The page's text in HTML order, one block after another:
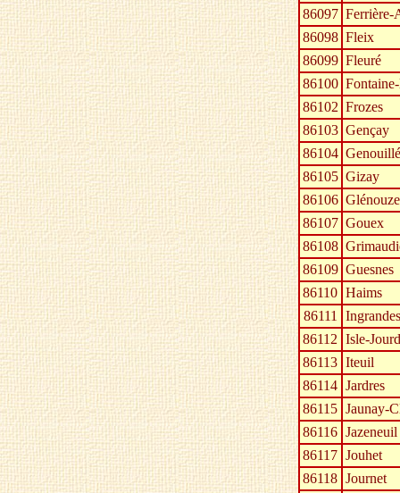
86097 Ferrière-
86098 Fleix
86099 Fleuré
86100
86102 Frozes
86103 Gençay
86104 Genouillé
86105 Gizay
86106 Glénouze
86107 Gouex
86108
86109 Guesnes
86110 Haims
86111 Ingrandes
86112 Isle-
86113 Iteuil
86114 Jardres
86115 Jaunay-
86116 Jazeneuil
86117 Jouhet
86118 Journet